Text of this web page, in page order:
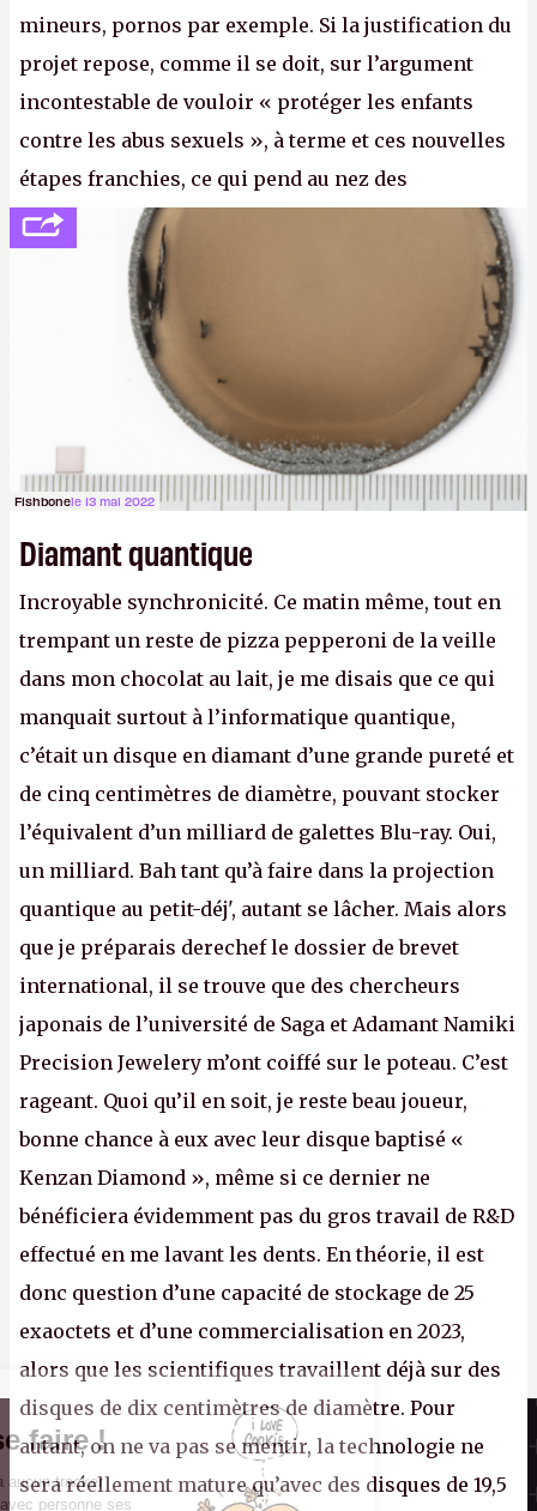
mineurs, pornos par exemple. Si la justification du
projet repose, comme il se doit, sur l’argument
incontestable de vouloir « protéger les enfants
contre les abus sexuels », à terme et ces nouvelles
étapes franchies, ce qui pend au nez des
internautes est à n'en point douter la mise en place
de l’identification obligatoire pour se connecter au
http://cpc.cx/AH432N1
- Crédit photo : Pexels -
Fishbonele 13 mai 2022
Diamant quantique
Incroyable synchronicité. Ce matin même, tout en
trempant un reste de pizza pepperoni de la veille
dans mon chocolat au lait, je me disais que ce qui
manquait surtout à l’informatique quantique,
c’était un disque en diamant d’une grande pureté et
de cinq centimètres de diamètre, pouvant stocker
l’équivalent d’un milliard de galettes Blu-ray. Oui,
un milliard. Bah tant qu’à faire dans la projection
quantique au petit-déj', autant se lâcher. Mais alors
que je préparais derechef le dossier de brevet
international, il se trouve que des chercheurs
japonais de l’université de Saga et Adamant Namiki
Precision Jewelery m’ont coiffé sur le poteau. C’est
rageant. Quoi qu’il en soit, je reste beau joueur,
bonne chance à eux avec leur disque baptisé «
Kenzan Diamond », même si ce dernier ne
bénéficiera évidemment pas du gros travail de R&D
effectué en me lavant les dents. En théorie, il est
donc question d’une capacité de stockage de 25
exaoctets et d’une commercialisation en 2023,
alors que les scientifiques travaillent déjà sur des
disques de dix centimètres de diamètre. Pour
autant, on ne va pas se mentir, la technologie ne
sera réellement mature qu’avec des disques de 19,5
Kiosque numérique
Boutique
Il n'y a pas de
Cookie à se faire !
Ce site n'a recours à aucun tracker
externe, ne partage avec personne ses